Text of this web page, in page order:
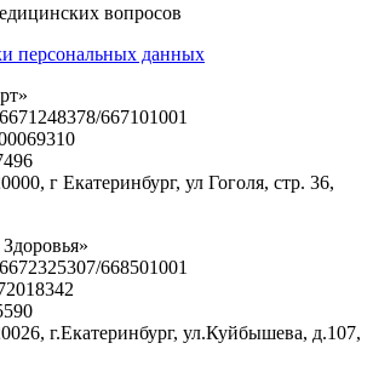
вопросов
персональных данных
667101001
г Екатеринбург, ул Гоголя, стр. 36,
668501001
г.Екатеринбург, ул.Куйбышева, д.107,